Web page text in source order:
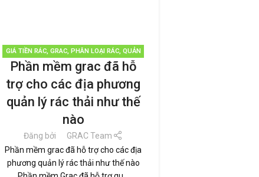
GIÁ TIỀN RÁC, GRAC, PHÂN LOẠI RÁC, QUẢN
LÝ RÁC THẢI ,TÁI CHẾ TÁI SỬ DỤNG,TIN TỨC
Phần mềm grac đã hỗ
trợ cho các địa phương
quản lý rác thải như thế
nào
Đăng bởi
GRAC Team
Phần mềm grac đã hỗ trợ cho các địa
phương quản lý rác thải như thế nào